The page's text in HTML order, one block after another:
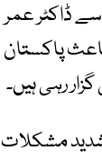
ڈاکٹر عمر
پاکستان
رہی ہیں۔
عائشہ ثنا شدید مشکلات